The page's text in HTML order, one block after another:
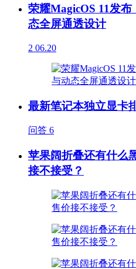
荣耀MagicOS 11发
态全屏通透设计
2 06.20
最新笔记本独立显卡
问答 6
苹果阔折叠还有什么
接不接受？